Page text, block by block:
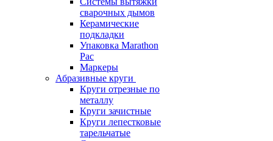
сварочных дымов
Керамические
подкладки
Упаковка Marathon
Pac
Маркеры
Абразивные круги
Круги отрезные по
металлу
Круги зачистные
Круги лепестковые
тарельчатые